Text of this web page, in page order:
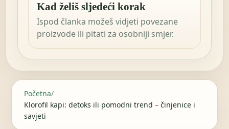
Kad želiš sljedeći korak
Ispod članka možeš vidjeti povezane
proizvode ili pitati za osobniji smjer.
Početna/
Klorofil kapi: detoks ili pomodni trend – činjenice i
savjeti